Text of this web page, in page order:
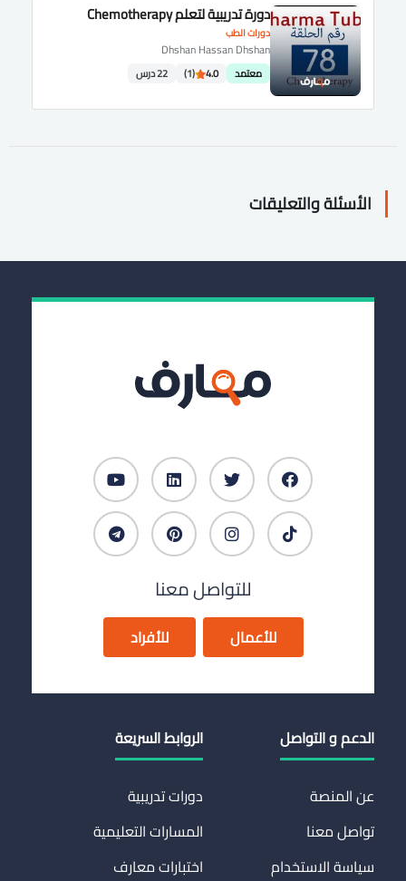
دورات الطب
دورة تدريبية لتعلم Chemotherapy
Dhshan Hassan Dhshan
معتمد 4.0
(1) 22 درس
الأسئلة والتعليقات
للتواصل معنا
للأعمال للأفراد
الدعم و التواصل
عن المنصة
تواصل معنا
سياسة الاستخدام
الروابط السريعة
دورات تدريبية
المسارات التعليمية
اختبارات معارف